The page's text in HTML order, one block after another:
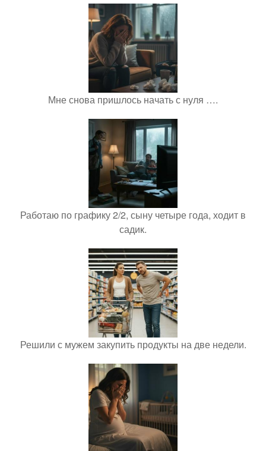
Мне снова пришлось начать с нуля ….
Работаю по графику 2/2, сыну четыре года, ходит в
садик.
Решили с мужем закупить продукты на две недели.